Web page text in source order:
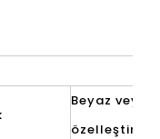
Beyaz veya